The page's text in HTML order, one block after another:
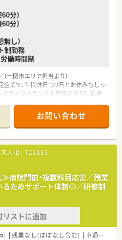
分）
分）
無し）
制勤務
働時間制
一関市エリア担当より）
業で、年間休日122日とお休みもしっ
クライフバランスを重視する方に最適
＊
いて】
という好立地にあり、公共交通機関
通勤がしやすい薬局です。
合病院から複数科目を応需しており、
80枚と深く学べる環境です。
名の手厚い人員体制を整備しているた
て日々の業務に取り組めます。
業を柱とした健康の総合商社として、
包括的に支援している大手法人です。
の先駆けとして取り組み、豊富な対
をしっかりと築き上げてきました。
お問い合わせ
人ID： 723185
≫病院門前・複数科目応需／残業
るためサポート体制◎／研修制
リストに追加
残業なし(ほぼなし含む) 車通勤可